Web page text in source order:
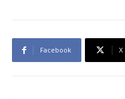
Facebook X